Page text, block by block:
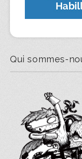
Qui sommes-